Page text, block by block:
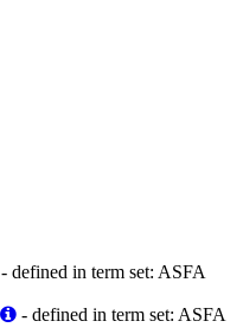
- defined in term set: ASFA
- defined in term set: ASFA